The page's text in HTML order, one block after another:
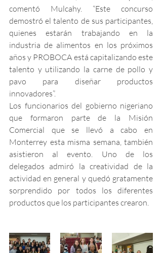
comentó Mulcahy. “Este concurso
demostró el talento de sus participantes,
quienes estarán trabajando en la
industria de alimentos en los próximos
años y PROBOCA está capitalizando este
talento y utilizando la carne de pollo y
pavo para diseñar productos
innovadores”.
Los funcionarios del gobierno nigeriano
que formaron parte de la Misión
Comercial que se llevó a cabo en
Monterrey esta misma semana, también
asistieron al evento. Uno de los
delegados admiró la creatividad de la
actividad en general y quedó gratamente
sorprendido por todos los diferentes
productos que los participantes crearon.